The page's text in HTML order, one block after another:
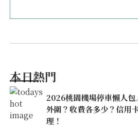
本日熱門
2026桃園機場停車懶人
外圍？收費各多少？信用
理！